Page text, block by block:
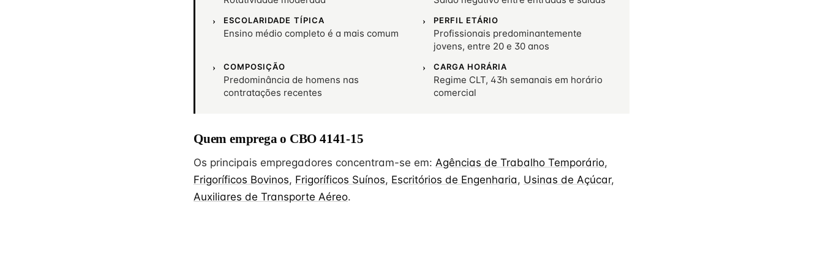
ESCOLARIDADE TÍPICA
Ensino médio completo é a mais comum
PERFIL ETÁRIO
Profissionais predominantemente
jovens, entre 20 e 30 anos
COMPOSIÇÃO
Predominância de homens nas
contratações recentes
CARGA HORÁRIA
Regime CLT, 43h semanais em horário
comercial
Quem emprega o CBO 4141-15
Os principais empregadores concentram-se em: Agências de Trabalho Temporário,
Frigoríficos Bovinos, Frigoríficos Suínos, Escritórios de Engenharia, Usinas de Açúcar,
Auxiliares de Transporte Aéreo.